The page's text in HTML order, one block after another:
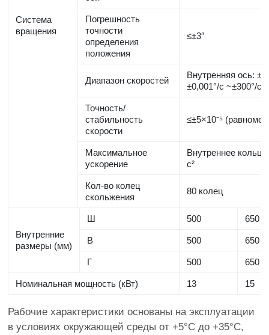
Система
вращения
Погрешность
точности
определения
положения
≤±3″
Диапазон скоростей
Внутренняя ось:
±0,001°/с ~±300°/с
Точность/
стабильность
скорости
≤±5×10⁻⁵
Максимальное
ускорение
Внутреннее
с²
Кол-во колец
скольжения
80 колец
Внутренние
размеры (мм)
Ш 500 650
В 500 650
Г 500 650
Номинальная мощность (кВт) 13 15
Рабочие характеристики основаны на эксплуатации
в условиях окружающей среды от +5°C до +35°C,